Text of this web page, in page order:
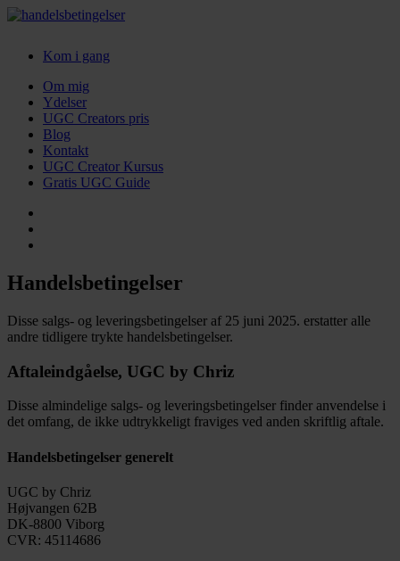
Kom i gang
Om mig
Ydelser
UGC Creators pris
Blog
Kontakt
UGC Creator Kursus
Gratis UGC Guide
Handelsbetingelser
Disse salgs- og leveringsbetingelser af 25 juni 2025. erstatter alle
andre tidligere trykte handelsbetingelser.
Aftaleindgåelse, UGC by Chriz
Disse almindelige salgs- og leveringsbetingelser finder anvendelse i
det omfang, de ikke udtrykkeligt fraviges ved anden skriftlig aftale.
Handelsbetingelser generelt
UGC by Chriz
Højvangen 62B
DK-8800 Viborg
CVR: 45114686